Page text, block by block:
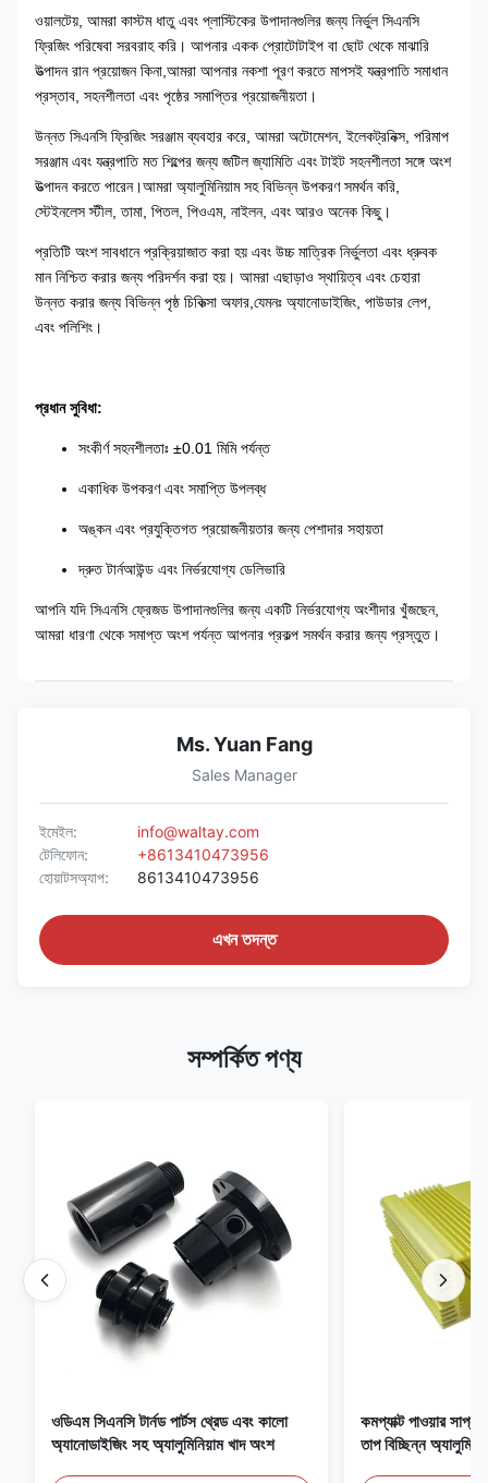
ওয়ালটেয়, আমরা কাস্টম ধাতু এবং প্লাস্টিকের উপাদানগুলির জন্য নির্ভুল সিএনসি
ফ্রিজিং পরিষেবা সরবরাহ করি। আপনার একক প্রোটোটাইপ বা ছোট থেকে মাঝারি
উত্পাদন রান প্রয়োজন কিনা,আমরা আপনার নকশা পূরণ করতে মাপসই যন্ত্রপাতি সমাধান
প্রস্তাব, সহনশীলতা এবং পৃষ্ঠের সমাপ্তির প্রয়োজনীয়তা।
উন্নত সিএনসি ফ্রিজিং সরঞ্জাম ব্যবহার করে, আমরা অটোমেশন, ইলেকট্রনিক্স, পরিমাপ
সরঞ্জাম এবং যন্ত্রপাতি মত শিল্পের জন্য জটিল জ্যামিতি এবং টাইট সহনশীলতা সঙ্গে অংশ
উত্পাদন করতে পারেন।আমরা অ্যালুমিনিয়াম সহ বিভিন্ন উপকরণ সমর্থন করি,
স্টেইনলেস স্টীল, তামা, পিতল, পিওএম, নাইলন, এবং আরও অনেক কিছু।
প্রতিটি অংশ সাবধানে প্রক্রিয়াজাত করা হয় এবং উচ্চ মাত্রিক নির্ভুলতা এবং ধ্রুবক
মান নিশ্চিত করার জন্য পরিদর্শন করা হয়। আমরা এছাড়াও স্থায়িত্ব এবং চেহারা
উন্নত করার জন্য বিভিন্ন পৃষ্ঠ চিকিত্সা অফার,যেমনঃ অ্যানোডাইজিং, পাউডার লেপ,
এবং পলিশিং।
প্রধান সুবিধা:
সংকীর্ণ সহনশীলতাঃ ±0.01 মিমি পর্যন্ত
একাধিক উপকরণ এবং সমাপ্তি উপলব্ধ
অঙ্কন এবং প্রযুক্তিগত প্রয়োজনীয়তার জন্য পেশাদার সহায়তা
দ্রুত টার্নআউন্ড এবং নির্ভরযোগ্য ডেলিভারি
আপনি যদি সিএনসি ফ্রেজড উপাদানগুলির জন্য একটি নির্ভরযোগ্য অংশীদার খুঁজছেন,
আমরা ধারণা থেকে সমাপ্ত অংশ পর্যন্ত আপনার প্রকল্প সমর্থন করার জন্য প্রস্তুত।
Ms. Yuan Fang
Sales Manager
ইমেইল:
info@waltay.com
টেলিফোন:
+8613410473956
হোয়াটসঅ্যাপ:
8613410473956
এখন তদন্ত
সম্পর্কিত পণ্য
ওডিএম সিএনসি টার্নড পার্টস থ্রেড এবং কালো
অ্যানোডাইজিং সহ অ্যালুমিনিয়াম খাদ অংশ
কমপ্যাক্ট পাওয়ার
তাপ বিচ্ছিন্ন